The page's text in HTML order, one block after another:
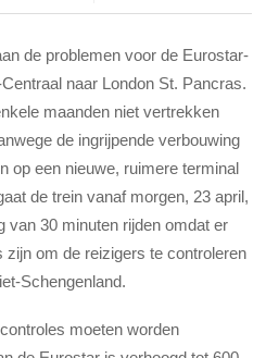
de problemen voor de Eurostar-
naar London St. Pancras.
maanden niet vertrekken
de ingrijpende verbouwing
op een nieuwe, ruimere terminal
de trein vanaf morgen, 23 april,
van 30 minuten rijden omdat er
om de reizigers te controleren
Schengenland.
moeten worden